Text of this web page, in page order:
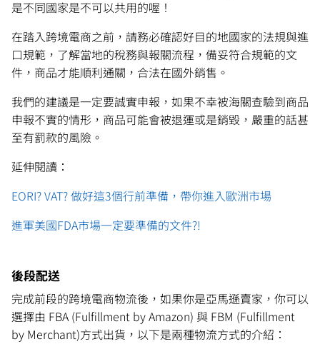
是不同國家是不可以共用的喔！
在踏入跨境電商之前，請務必確認好目的地國家的法規與進
口規範，了解當地的稅務與報關流程，備妥符合規範的文
件，商品才能順利通關，合法在國外銷售。
我們的建議是一定要誠實申報，如果不幸被海關查驗到商品
申報不實的情形，商品可能會被退運或是銷毀，嚴重的話甚
至有罰款的風險。
延伸閱讀：
EORI? VAT? 做好這3個行前準備，帶你進入歐洲市場
進軍美國FDA市場一定要準備的文件?!
後段配送
完成前段的跨境電商物流後，如果你是亞馬遜賣家，你可以
選擇由 FBA (Fulfillment by Amazon) 與 FBM (Fulfillment
by Merchant)方式出貨，以下是兩種物流方式的介紹：